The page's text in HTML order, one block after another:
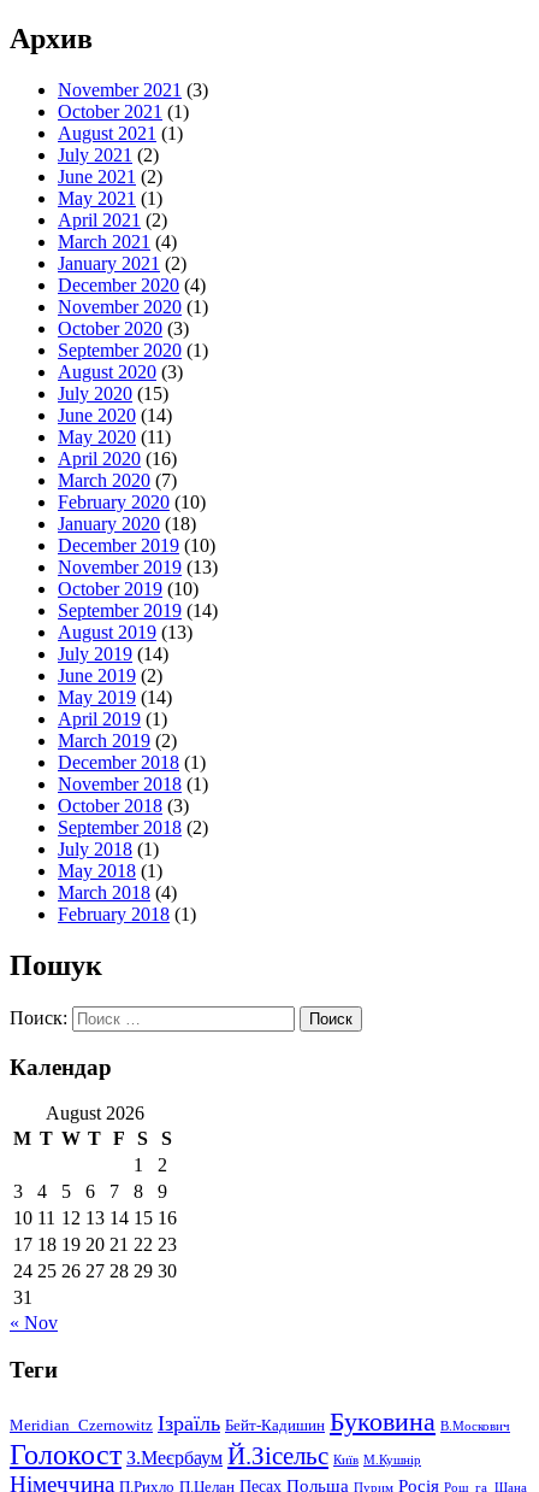
Архив
November 2021 (3)
October 2021 (1)
August 2021 (1)
July 2021 (2)
June 2021 (2)
May 2021 (1)
April 2021 (2)
March 2021 (4)
January 2021 (2)
December 2020 (4)
November 2020 (1)
October 2020 (3)
September 2020 (1)
August 2020 (3)
July 2020 (15)
June 2020 (14)
May 2020 (11)
April 2020 (16)
March 2020 (7)
February 2020 (10)
January 2020 (18)
December 2019 (10)
November 2019 (13)
October 2019 (10)
September 2019 (14)
August 2019 (13)
July 2019 (14)
June 2019 (2)
May 2019 (14)
April 2019 (1)
March 2019 (2)
December 2018 (1)
November 2018 (1)
October 2018 (3)
September 2018 (2)
July 2018 (1)
May 2018 (1)
March 2018 (4)
February 2018 (1)
Пошук
Поиск:
Календар
August 2026
M T W T F S
S
1
2
3
4 5 6 7 8
9
10 11 12 13 14 15 16
17 18 19 20 21 22 23
24 25 26 27 28 29 30
31
« Nov
Теги
Meridian_Czernowitz Ізраїль Бейт-Кадишин Буковина В.Москович
Голокост З.Меєрбаум Й.Зісельс Київ М.Кушнір
Німеччина П.Рихло П.Целан Песах Польща Пурим Росія Рош_га_Шана